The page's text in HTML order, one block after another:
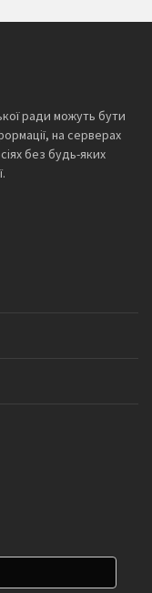
ради можуть бути
на серверах
без будь-яких